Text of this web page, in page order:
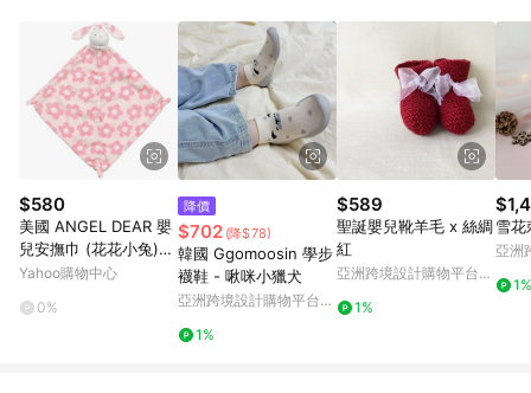
$580
美國 ANGEL DEAR 嬰
兒安撫巾 (花花小兔)
命定小被被【南風百
Yahoo購物中心
0%
降價
$702 (降$78)
韓國 Ggomoosin 學步
襪鞋 - 啾咪小獵犬
亞洲跨境設計購物平台
1%
$589
聖誕嬰兒靴羊毛 x 絲綢
紅
亞洲跨境設計購物平台
1%
雪花
亞洲
1%